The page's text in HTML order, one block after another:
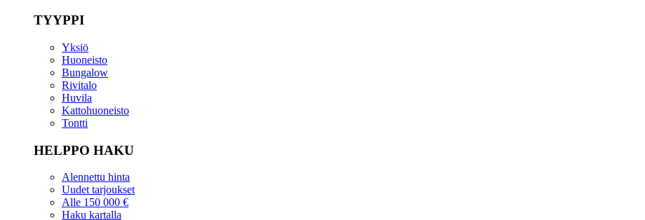
TYYPPI
Yksiö
Huoneisto
Bungalow
Rivitalo
Huvila
Kattohuoneisto
Tontti
HELPPO HAKU
Alennettu hinta
Uudet tarjoukset
Alle 150 000 €
Haku kartalla